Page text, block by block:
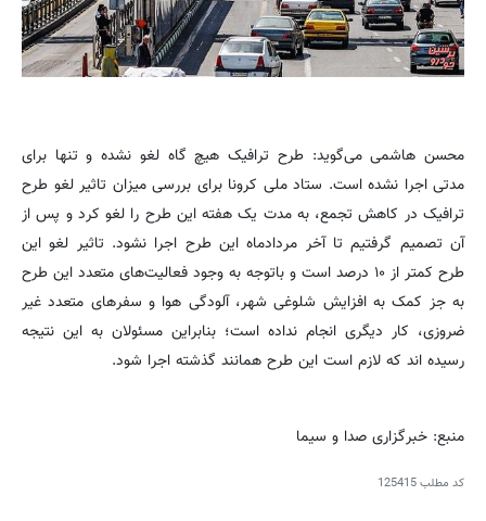
محسن هاشمی می‌گوید: طرح ترافیک هیچ گاه لغو نشده و تنها برای
مدتی اجرا نشده است. ستاد ملی کرونا برای بررسی میزان تاثیر لغو طرح
ترافیک در کاهش تجمع، به مدت یک هفته این طرح را لغو کرد و پس از
آن تصمیم گرفتیم تا آخر مردادماه این طرح اجرا نشود. تاثیر لغو این
طرح کمتر از ۱۰ درصد است و باتوجه به وجود فعالیت‌های متعدد این طرح
به جز کمک به افزایش شلوغی شهر، آلودگی هوا و سفر‌های متعدد غیر
ضروزی، کار دیگری انجام نداده است؛ بنابراین مسئولان به این نتیجه
رسیده اند که لازم است این طرح همانند گذشته اجرا شود.
منبع: خبرگزاری صدا و سیما
کد مطلب125415